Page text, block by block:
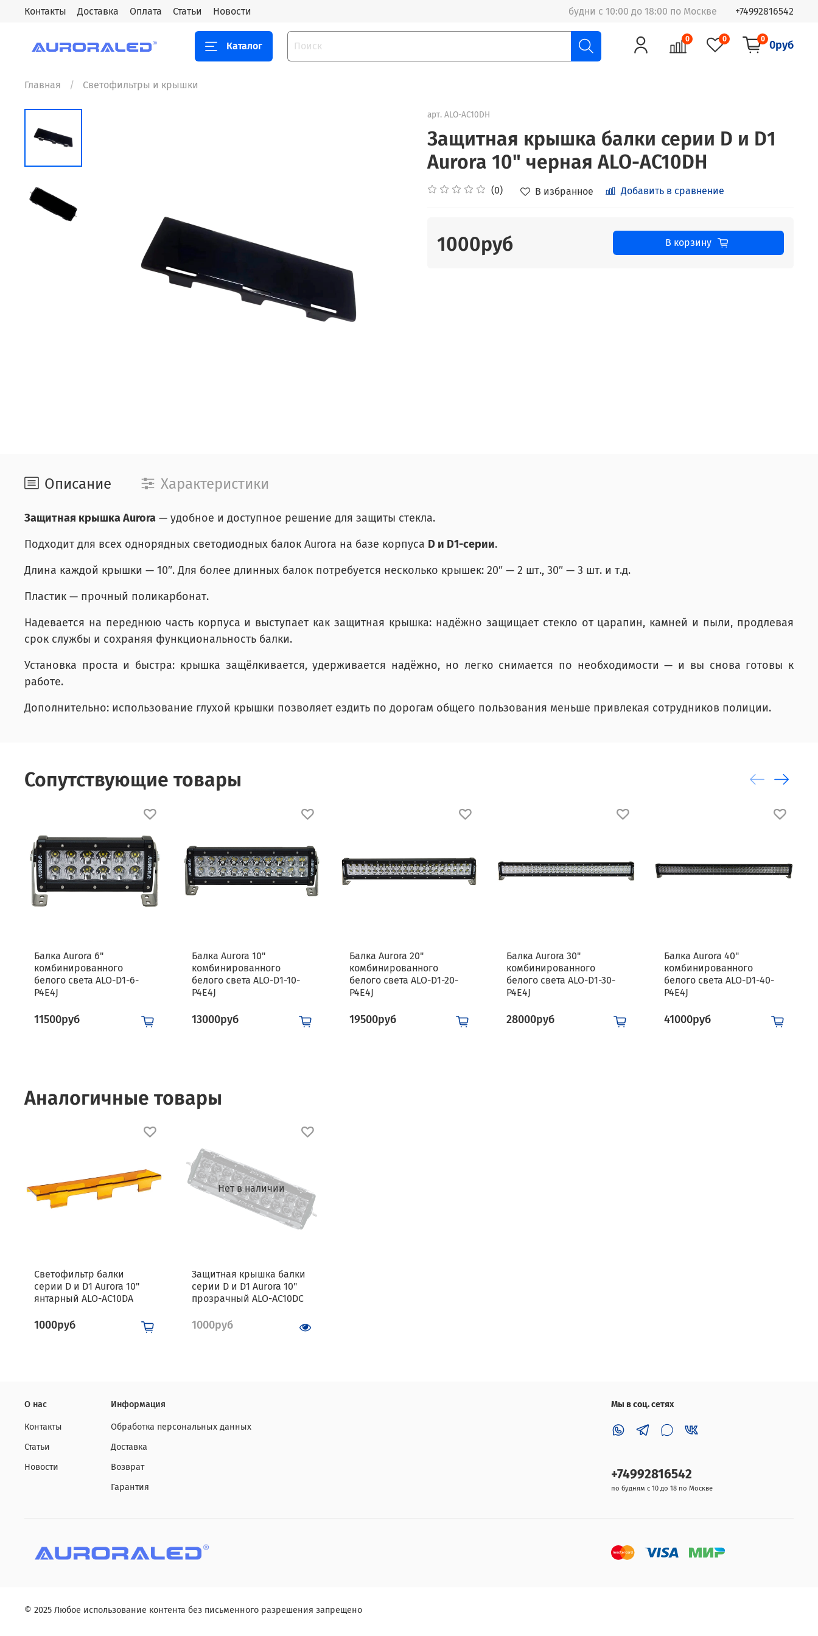
Контакты Доставка Оплата Статьи Новости будни с 10:00 до 18:00 по Москве +74992816542
Каталог
0 0 0 0руб
Главная Светофильтры и крышки
арт. ALO-AC10DH
Защитная крышка балки серии D и D1
Aurora 10" черная ALO-AC10DH
(0) В избранное Добавить в сравнение
1000руб В корзину
Описание Характеристики
Защитная крышка Aurora — удобное и доступное решение для защиты стекла.
Подходит для всех однорядных светодиодных балок Aurora на базе корпуса D и D1-серии.
Длина каждой крышки — 10″. Для более длинных балок потребуется несколько крышек: 20″ — 2 шт., 30″ — 3 шт. и т.д.
Пластик — прочный поликарбонат.
Надевается на переднюю часть корпуса и выступает как защитная крышка: надёжно защищает стекло от царапин, камней и пыли, продлевая
срок службы и сохраняя функциональность балки.
Установка проста и быстра: крышка защёлкивается, удерживается надёжно, но легко снимается по необходимости — и вы снова готовы к
работе.
Дополнительно: использование глухой крышки позволяет ездить по дорогам общего пользования меньше привлекая сотрудников полиции.
Сопутствующие товары
Балка Aurora 6"
комбинированного
белого света ALO-D1-6-
P4E4J
11500руб
Балка Aurora 10"
комбинированного
белого света ALO-D1-10-
P4E4J
13000руб
Балка Aurora 20"
комбинированного
белого света ALO-D1-20-
P4E4J
19500руб
Балка Aurora 30"
комбинированного
белого света ALO-D1-30-
P4E4J
28000руб
Балка Aurora 40"
комбинированного
белого света ALO-D1-40-
P4E4J
41000руб
Аналогичные товары
Светофильтр балки
серии D и D1 Aurora 10"
янтарный ALO-AC10DA
1000руб
Нет в наличии
Защитная крышка балки
серии D и D1 Aurora 10"
прозрачный ALO-AC10DC
1000руб
О нас
Контакты
Статьи
Новости
Информация
Обработка персональных данных
Доставка
Возврат
Гарантия
Мы в соц. сетях
+74992816542
по будням с 10 до 18 по Москве
© 2025 Любое использование контента без письменного разрешения запрещено